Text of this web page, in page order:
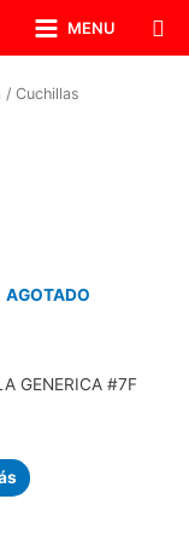
MENU
/ Cuchillas
AGOTADO
GENERICA #7F